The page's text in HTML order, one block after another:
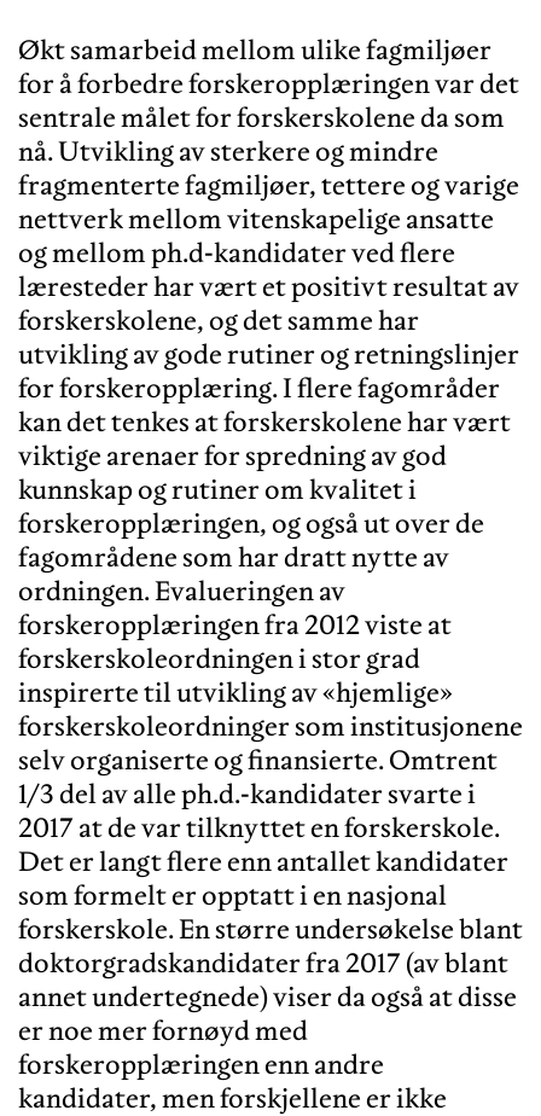
Økt samarbeid mellom ulike fagmiljøer
for å forbedre forskeropplæringen var det
sentrale målet for forskerskolene da som
nå. Utvikling av sterkere og mindre
fragmenterte fagmiljøer, tettere og varige
nettverk mellom vitenskapelige ansatte
og mellom ph.d-kandidater ved flere
læresteder har vært et positivt resultat av
forskerskolene, og det samme har
utvikling av gode rutiner og retningslinjer
for forskeropplæring. I flere fagområder
kan det tenkes at forskerskolene har vært
viktige arenaer for spredning av god
kunnskap og rutiner om kvalitet i
forskeropplæringen, og også ut over de
fagområdene som har dratt nytte av
ordningen. Evalueringen av
forskeropplæringen fra 2012 viste at
forskerskoleordningen i stor grad
inspirerte til utvikling av «hjemlige»
forskerskoleordninger som institusjonene
selv organiserte og finansierte. Omtrent
1/3 del av alle ph.d.-kandidater svarte i
2017 at de var tilknyttet en forskerskole.
Det er langt flere enn antallet kandidater
som formelt er opptatt i en nasjonal
forskerskole. En større undersøkelse blant
doktorgradskandidater fra 2017 (av blant
annet undertegnede) viser da også at disse
er noe mer fornøyd med
forskeropplæringen enn andre
kandidater, men forskjellene er ikke